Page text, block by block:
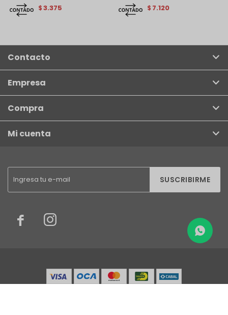
$3.375 $ 7.120
SUSCRIBIRME
 
Contacto
Empresa
Compra
Mi cuenta